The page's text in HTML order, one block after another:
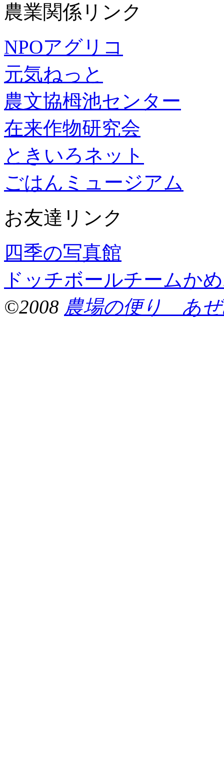
農業関係リンク
NPOアグリコ
元気ねっと
農文協栂池センター
在来作物研究会
ときいろネット
ごはんミュージアム
お友達リンク
四季の写真館
ドッチボールチームか
©2008 農場の便り あぜ